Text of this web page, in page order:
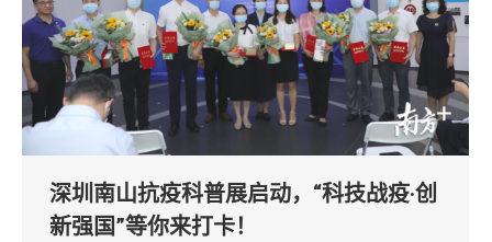
深圳南山抗疫科普展启动，“科技战疫·创
新强国”等你来打卡！